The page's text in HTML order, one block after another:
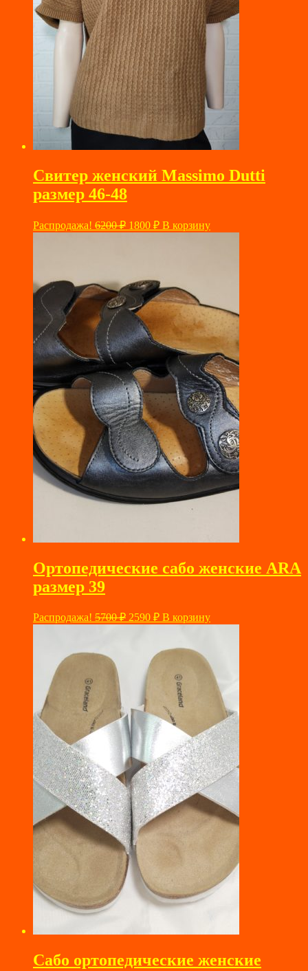
Свитер женский Massimo Dutti
размер 46-48
Распродажа! 6200₽ Первоначальная
цена
1800 ₽Текущая
цена:
В корзину
Ортопедические сабо женские ARA
размер 39
Распродажа! 5700₽ Первоначальная
цена
5700 ₽.
2590 ₽Текущая
цена:
В корзину
Сабо ортопедические женские